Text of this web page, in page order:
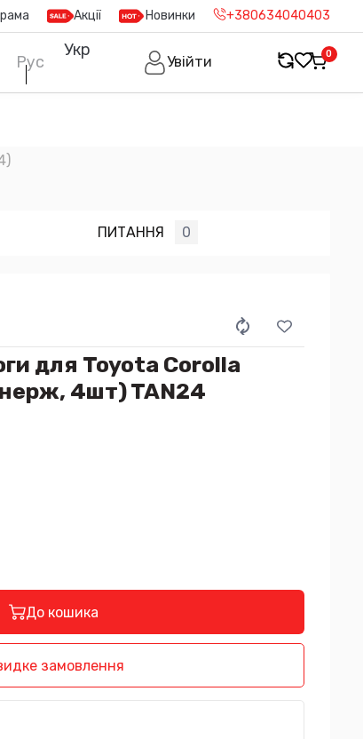
Акції Новинки +380634040403
Рус
Укр
Увійти 0
ПИТАННЯ 0
для Toyota Corolla
4шт) TAN24
До кошика
замовлення